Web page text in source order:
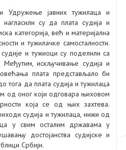
Удружење јавних тужилаца и
нагласили су да плата судија и
категорија, већ и материјална
и тужилачке самосталности.
и тужиоци су поделили са
Међутим, искључивање судија и
плата представљало би
тога да плата судија и тужилаца
од оног који одговара њиховом
која се од њих захтева.
судија и тужилаца, нижи од
у свим осталим државама у
достојанства судијске и
Србији.